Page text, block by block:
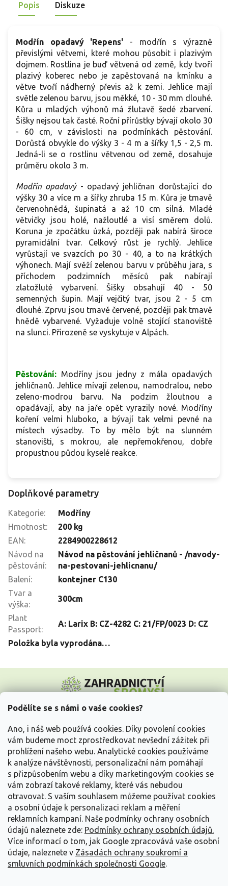
Podělíte se s námi o vaše cookies?
Ano, i náš web používá cookies. Díky povolení cookies
vám budeme moct zprostředkovat nevšední zážitek při
prohlížení našeho webu. Analytické cookies používáme
k analýze návštěvnosti, personalizační nám pomáhají
s přizpůsobením webu a díky marketingovým cookies se
vám zobrazí takové reklamy, které vás nebudou
otravovat. S vaším souhlasem můžeme používat cookies
a osobní údaje k personalizaci reklam a měření
reklamních kampaní. Naše podmínky ochrany osobních
údajů naleznete zde: Podmínky ochrany osobních údajů.
Více informací o tom, jak Google zpracovává vaše osobní
údaje, naleznete v Zásadách ochrany soukromí a
smluvních podmínkách společnosti Google.
stromu zimní kresbu.
Popis Diskuze
Modřín opadavý 'Repens' - modřín s výrazně
převislými větvemi, které mohou působit i plazivým
dojmem. Rostlina je buď větvená od země, kdy tvoří
plazivý koberec nebo je zapěstovaná na kmínku a
větve tvoří nádherný převis až k zemi. Jehlice mají
světle zelenou barvu, jsou měkké, 10 - 30 mm dlouhé.
Kůra u mladých výhonů má žlutavě šedé zbarvení.
Šišky nejsou tak časté. Roční přírůstky bývají okolo 30
- 60 cm, v závislosti na podmínkách pěstování.
Dorůstá obvykle do výšky 3 - 4 m a šířky 1,5 - 2,5 m.
Jedná-li se o rostlinu větvenou od země, dosahuje
průměru okolo 3 m.
Modřín opadavý- opadavý jehličnan dorůstající do
výšky 30 a více m a šířky zhruba 15 m. Kůra je tmavě
červenohnědá, šupinatá a až 10 cm silná. Mladé
větvičky jsou holé, nažloutlé a visí směrem dolů.
Koruna je zpočátku úzká, později pak nabírá široce
pyramidální tvar. Celkový růst je rychlý. Jehlice
vyrůstají ve svazcích po 30 - 40, a to na krátkých
výhonech. Mají svěží zelenou barvu v průběhu jara, s
příchodem podzimních měsíců pak nabírají
zlatožluté vybarvení. Šišky obsahují 40 - 50
semenných šupin. Mají vejčitý tvar, jsou 2 - 5 cm
dlouhé. Zprvu jsou tmavě červené, později pak tmavě
hnědě vybarvené. Vyžaduje volně stojící stanoviště
na slunci. Přirozeně se vyskytuje v Alpách.
Pěstování: Modříny jsou jedny z mála opadavých
jehličnanů. Jehlice mívají zelenou, namodralou, nebo
zeleno-modrou barvu. Na podzim žloutnou a
opadávají, aby na jaře opět vyrazily nové. Modříny
koření velmi hluboko, a bývají tak velmi pevné na
místech výsadby. To by mělo být na slunném
stanovišti, s mokrou, ale nepřemokřenou, dobře
propustnou půdou kyselé reakce.
Doplňkové parametry
Kategorie:
Modříny
Hmotnost:
200 kg
EAN:
2284900228612
Návod na
pěstování:
Návod na pěstování jehličnanů - /navody-
na-pestovani-jehlicnanu/
Balení:
kontejner C130
Tvar a
výška:
300cm
Plant
Passport:
A: Larix B: CZ-4282 C: 21/FP/0023 D: CZ
Položka byla vyprodána…
p
Vše o nákupu
Informace pro Vás
Kontakujte nás